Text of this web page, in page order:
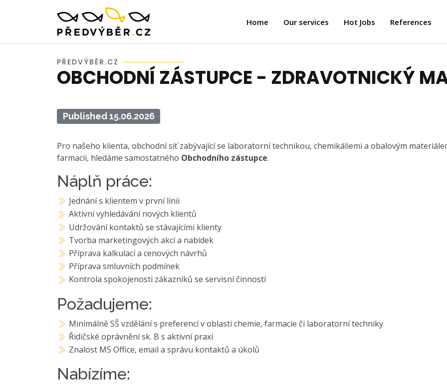
Home Our services Hot Jobs References
PŘEDVÝBĚR.CZ
OBCHODNÍ ZÁSTUPCE - ZDRAVOTNICKÝ
Published 15.06.2026
Pro našeho klienta, obchodní síť zabývající se laboratorní technikou, chemikáliemi a obalovým
farmacii, hledáme samostatného Obchodního zástupce.
Náplň práce:
Jednání s klientem v první linii
Aktivní vyhledávání nových klientů
Udržování kontaktů se stávajícími klienty
Tvorba marketingových akcí a nabídek
Příprava kalkulací a cenových návrhů
Příprava smluvních podmínek
Kontrola spokojenosti zákazníků se servisní činností
Požadujeme:
Minimálně SŠ vzdělání s preferencí v oblasti chemie, farmacie či laboratorní techniky
Řidičské oprávnění sk. B s aktivní praxí
Znalost MS Office, email a správu kontaktů a úkolů
Nabízíme: